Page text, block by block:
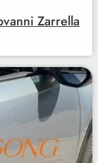
Zarrella